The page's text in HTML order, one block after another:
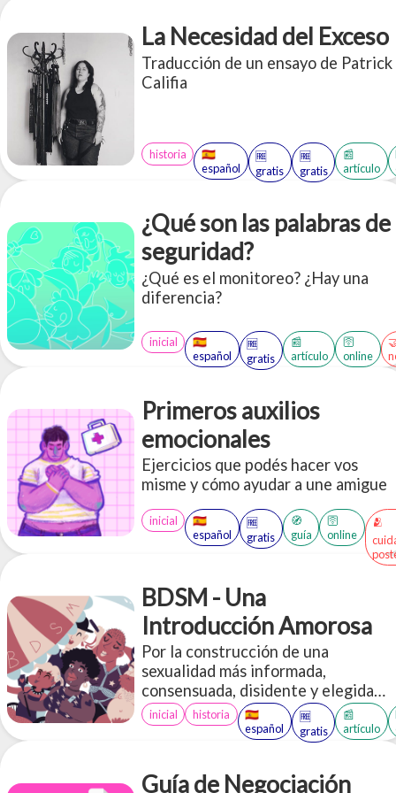
hoy? ¿Qué hora es?
La Necesidad del Exceso
Traducción de un ensayo de Patrick
Califia
historia
🇪🇸
español
🆓
gratis
🆓
gratis
📰
artículo
¿Qué son las palabras de
seguridad?
¿Qué es el monitoreo? ¿Hay una
diferencia?
inicial
🇪🇸
español
🆓
gratis
📰
artículo
🛜
online
Primeros auxilios
emocionales
Ejercicios que podés hacer vos
misme y cómo ayudar a une amigue
inicial
🇪🇸
español
🆓
gratis
🧭
guía
🛜
online
🫂
BDSM - Una
Introducción Amorosa
Por la construcción de una
sexualidad más informada,
consensuada, disidente y elegida
libremente
inicial historia
🇪🇸
español
🆓
gratis
📰
artículo
Guía de Negociación